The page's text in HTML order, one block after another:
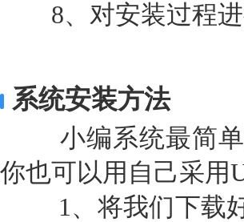
8、对安装过程进
系统安装方法
小编系统最简单
你也可以用自己采用
1、将我们下载好